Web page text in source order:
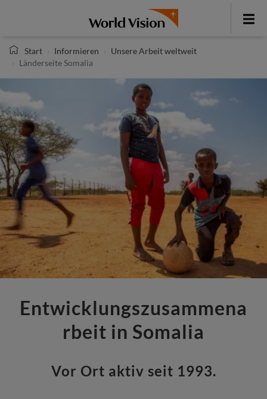
Toggle
Start
Informieren
Unsere Arbeit weltweit
Länderseite Somalia
Entwicklungszusammena
rbeit in Somalia
Vor Ort aktiv seit 1993.